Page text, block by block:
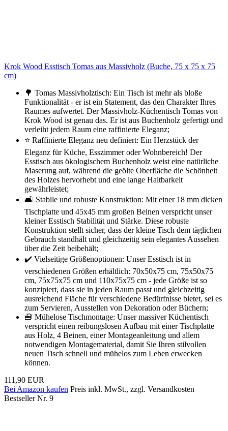
Krok Wood Esstisch Tomas aus Massivholz (Buche, 75 x 75 x 75
cm)
🌳 Tomas Massivholztisch: Ein Tisch ist mehr als bloße
Funktionalität - er ist ein Statement, das den Charakter Ihres
Raumes aufwertet. Der Massivholz-Küchentisch Tomas von
Krok Wood ist genau das. Er ist aus Buchenholz gefertigt und
verleiht jedem Raum eine raffinierte Eleganz;
⭐ Raffinierte Eleganz neu definiert: Ein Herzstück der
Eleganz für Küche, Esszimmer oder Wohnbereich! Der
Esstisch aus ökologischem Buchenholz weist eine natürliche
Maserung auf, während die geölte Oberfläche die Schönheit
des Holzes hervorhebt und eine lange Haltbarkeit
gewährleistet;
🛋️ Stabile und robuste Konstruktion: Mit einer 18 mm dicken
Tischplatte und 45x45 mm großen Beinen verspricht unser
kleiner Esstisch Stabilität und Stärke. Diese robuste
Konstruktion stellt sicher, dass der kleine Tisch dem täglichen
Gebrauch standhält und gleichzeitig sein elegantes Aussehen
über die Zeit beibehält;
✔️ Vielseitige Größenoptionen: Unser Esstisch ist in
verschiedenen Größen erhältlich: 70x50x75 cm, 75x50x75
cm, 75x75x75 cm und 110x75x75 cm - jede Größe ist so
konzipiert, dass sie in jeden Raum passt und gleichzeitig
ausreichend Fläche für verschiedene Bedürfnisse bietet, sei es
zum Servieren, Ausstellen von Dekoration oder Büchern;
🧰 Mühelose Tischmontage: Unser massiver Küchentisch
verspricht einen reibungslosen Aufbau mit einer Tischplatte
aus Holz, 4 Beinen, einer Montageanleitung und allem
notwendigen Montagematerial, damit Sie Ihren stilvollen
neuen Tisch schnell und mühelos zum Leben erwecken
können.
111,90 EUR
Bei Amazon kaufen Preis inkl. MwSt., zzgl. Versandkosten
Bestseller Nr. 9